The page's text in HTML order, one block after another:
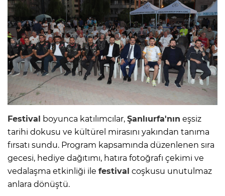
Festival boyunca katılımcılar, Şanlıurfa'nın eşsiz
tarihi dokusu ve kültürel mirasını yakından tanıma
fırsatı sundu. Program kapsamında düzenlenen sıra
gecesi, hediye dağıtımı, hatıra fotoğrafı çekimi ve
vedalaşma etkinliği ile festival coşkusu unutulmaz
anlara dönüştü.